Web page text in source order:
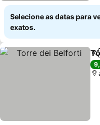
Selecione as datas para
exatos.